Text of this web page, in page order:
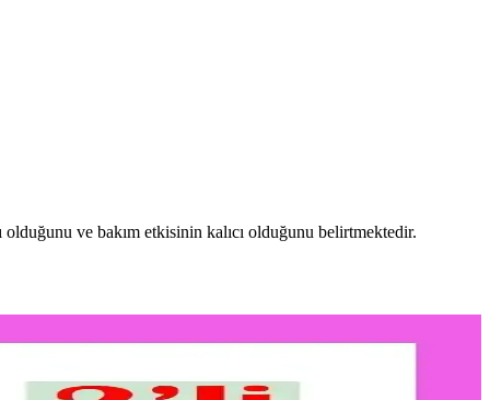
olduğunu ve bakım etkisinin kalıcı olduğunu belirtmektedir.
uygun seçim önemlidir.